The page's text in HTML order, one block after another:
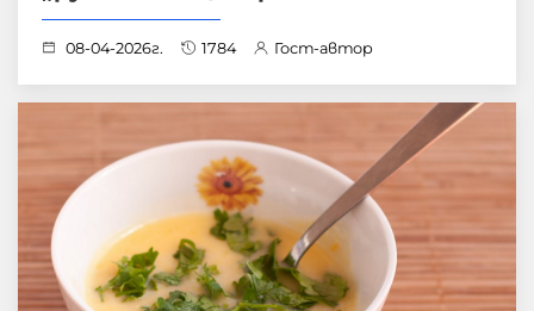
08-04-2026г. 1784 Гост-автор